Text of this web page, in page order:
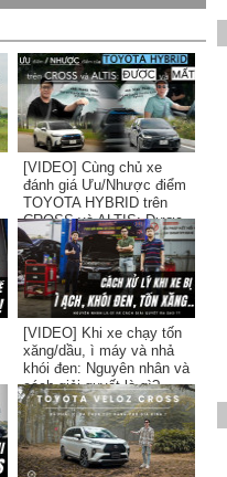
[VIDEO] Cùng chủ xe
đánh giá Ưu/Nhược điểm
TOYOTA HYBRID trên
CROSS và ALTIS: Được
và Mất?
[VIDEO] Khi xe chạy tốn
xăng/dầu, ì máy và nhả
khói đen: Nguyên nhân và
cách giải quyết là gì?